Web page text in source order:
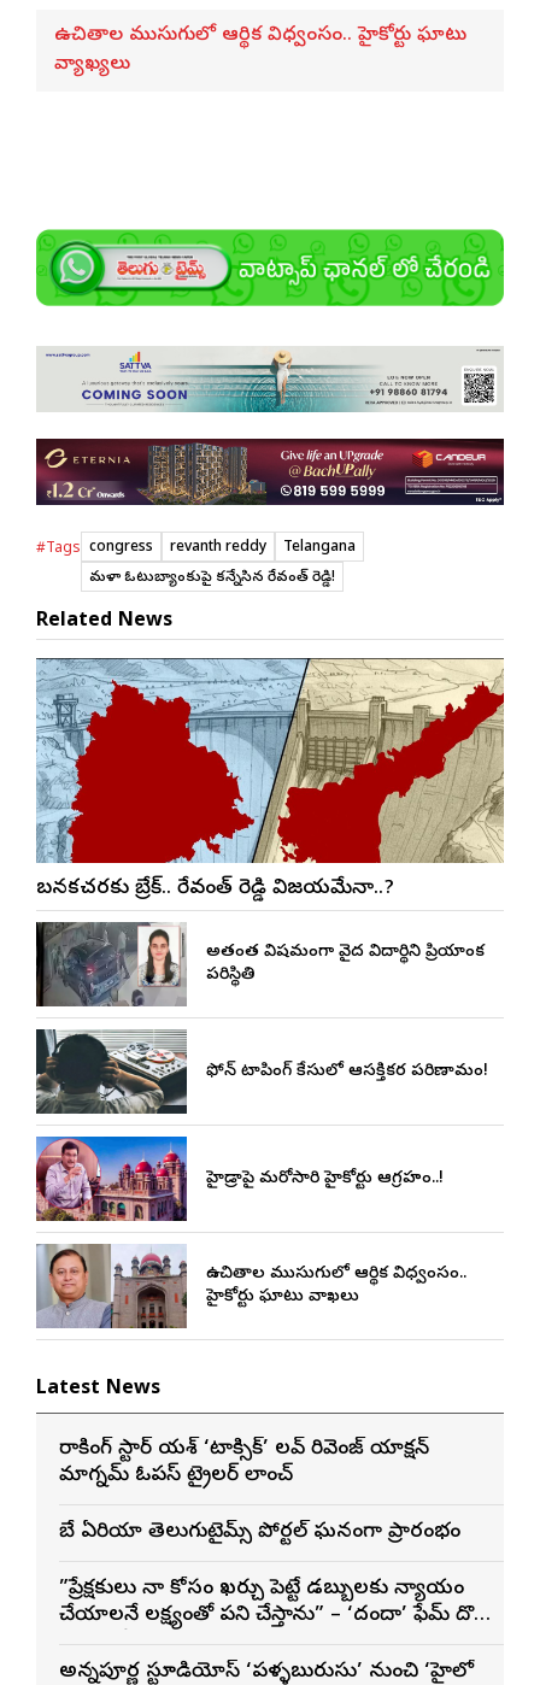
ఉచితాల ముసుగులో ఆర్థిక విధ్వంసం.. హైకోర్టు ఘాటు
వ్యాఖ్యలు
#Tags congress revanth reddy
Telangana
మహిళా ఓటుబ్యాంకుపై కన్నేసిన రేవంత్ రెడ్డి!
Related News
బనకచర్లకు బ్రేక్.. రేవంత్ రెడ్డి విజయమేనా..?
అత్యంత విషమంగా వైద్య విద్యార్థిని ప్రియాంక
పరిస్థితి
ఫోన్ ట్యాపింగ్ కేసులో ఆసక్తికర పరిణామం!
హైడ్రాపై మరోసారి హైకోర్టు ఆగ్రహం..!
ఉచితాల ముసుగులో ఆర్థిక విధ్వంసం..
హైకోర్టు ఘాటు వ్యాఖ్యలు
Latest News
రాకింగ్ స్టార్ యశ్ ‘టాక్సిక్’ లవ్ రివెంజ్ యాక్షన్
మాగ్నమ్ ఓపస్‌ ట్రైలర్ లాంచ్
బే ఏరియా తెలుగుటైమ్స్ పోర్టల్ ఘనంగా ప్రారంభం
”ప్రేక్షకులు నా కోసం ఖర్చు పెట్టే డబ్బులకు న్యాయం
చేయాలనే లక్ష్యంతో పని చేస్తాను” – ‘దందా’ ఫేమ్ దొర
అన్నపూర్ణ స్టూడియోస్ ‘పళ్ళబురుసు’ నుంచి ‘హైలో